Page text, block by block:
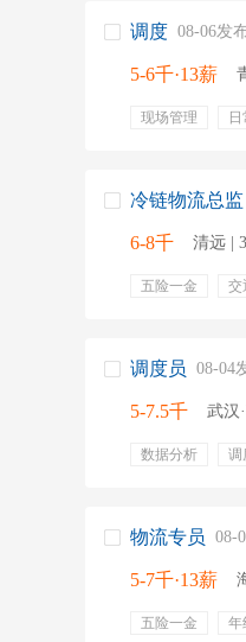
调度 08-06发
5-6千·13薪
现场管理
冷链物流总监
6-8千 清远 |
五险一金 交
调度员 08-04
5-7.5千 武汉
数据分析 调
物流专员 08-
5-7千·13薪
五险一金 年